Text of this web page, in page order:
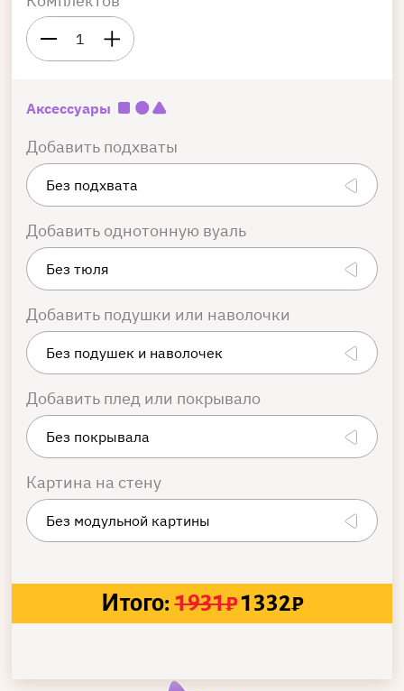
1
Аксессуары
Добавить подхваты
Добавить однотонную вуаль
Добавить подушки или наволочки
Добавить плед или покрывало
Картина на стену
Итого: 1931₽1332₽